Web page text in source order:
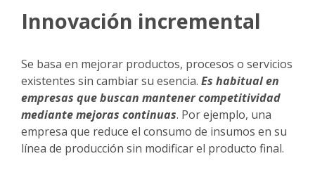
Innovación incremental
Se basa en mejorar productos, procesos o servicios
existentes sin cambiar su esencia. Es habitual en
empresas que buscan mantener competitividad
mediante mejoras continuas. Por ejemplo, una
empresa que reduce el consumo de insumos en su
línea de producción sin modificar el producto final.